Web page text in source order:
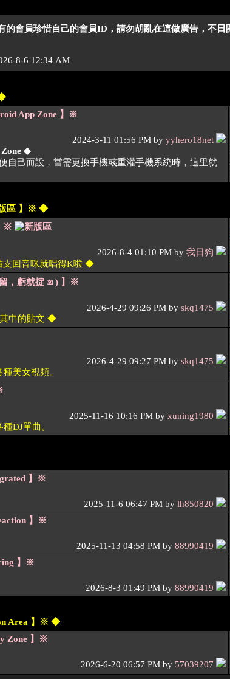
會員珍惜自己的會員ID，請勿胡亂在這做廣告，不日
8-6 12:34 AM
App Zone 】※
2024-3-11 01:56 PM by yyhero18net
◆
自己而設，當需更換手機彧重灌手機系統時，這里就
】※ ◆
※
2026-8-4 01:10 PM by 我日狗
支回音咪就唱得K啦 ◆
，虧就掟
) 】※
2026-4-29 09:26 PM by skq1475
中的貼文 ◆
2026-4-29 09:27 PM by skq1475
美女視頻。
2025-11-16 10:16 PM by xuning1980
DJ單曲。
】※
2025-11-6 06:47 PM by lh850820
】※
2025-11-13 04:58 PM by 88990419
】※
2026-8-3 01:49 PM by 88990419
Area 】※ ◆
Zone 】※
2026-6-20 06:57 PM by 57039207